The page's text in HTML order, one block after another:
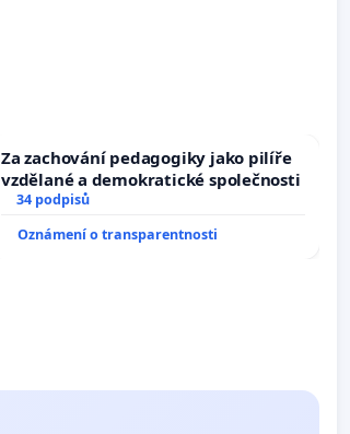
Za zachování pedagogiky jako pilíře
vzdělané a demokratické společnosti
34 podpisů
Oznámení o transparentnosti